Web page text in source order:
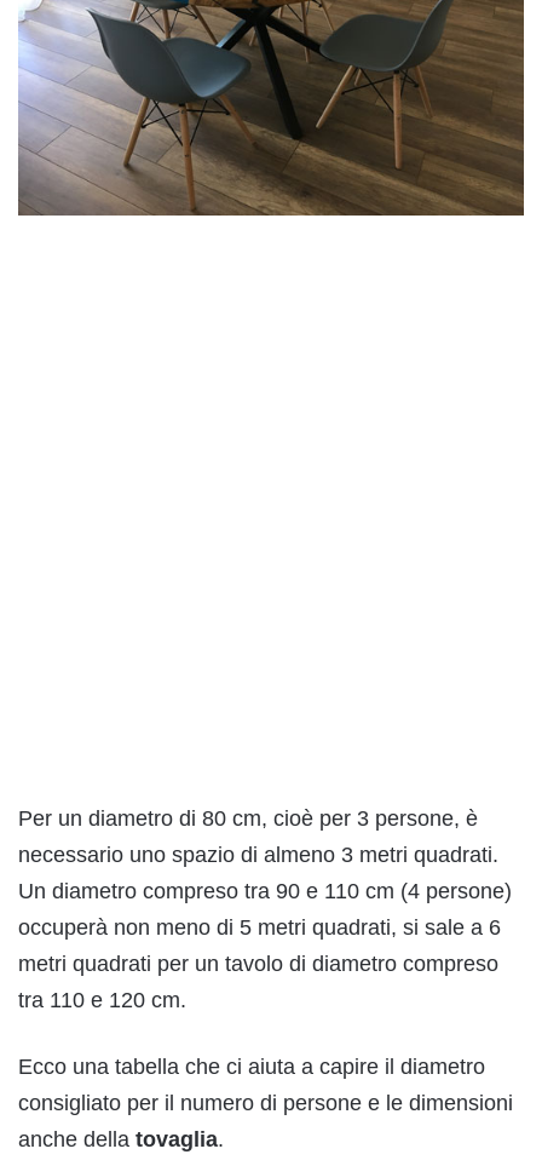
Per un diametro di 80 cm, cioè per 3 persone, è
necessario uno spazio di almeno 3 metri quadrati.
Un diametro compreso tra 90 e 110 cm (4 persone)
occuperà non meno di 5 metri quadrati, si sale a 6
metri quadrati per un tavolo di diametro compreso
tra 110 e 120 cm.
Ecco una tabella che ci aiuta a capire il diametro
consigliato per il numero di persone e le dimensioni
anche della tovaglia.